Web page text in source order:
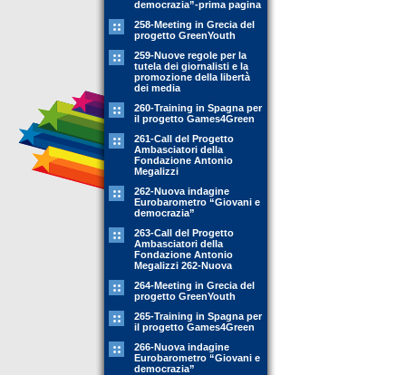
democrazia”-prima pagina
258-Meeting in Grecia del
progetto GreenYouth
259-Nuove regole per la
tutela dei giornalisti e la
promozione della libertà
dei media
260-Training in Spagna per
il progetto Games4Green
261-Call del Progetto
Ambasciatori della
Fondazione Antonio
Megalizzi
262-Nuova indagine
Eurobarometro “Giovani e
democrazia”
263-Call del Progetto
Ambasciatori della
Fondazione Antonio
Megalizzi 262-Nuova
264-Meeting in Grecia del
progetto GreenYouth
265-Training in Spagna per
il progetto Games4Green
266-Nuova indagine
Eurobarometro “Giovani e
democrazia”